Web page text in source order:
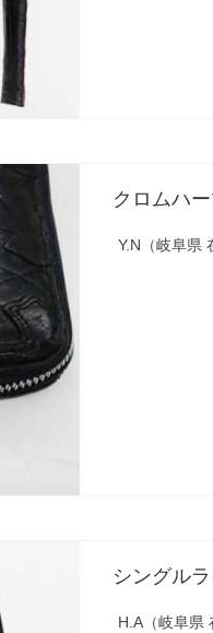
クロムハ
Y.N（岐阜県
シングル
H.A（岐阜県